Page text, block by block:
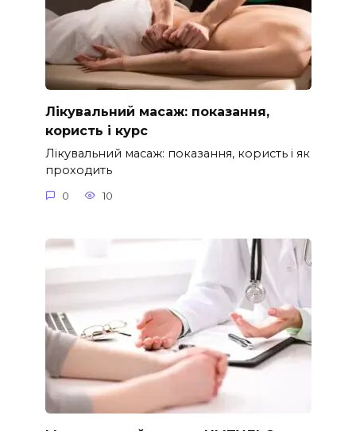
Лікувальний масаж: показання,
користь і курс
Лікувальний масаж: показання, користь і як
проходить
0 10